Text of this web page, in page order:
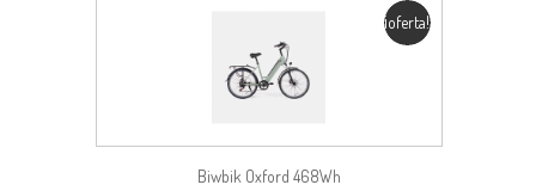
¡oferta!
Biwbik Oxford 468Wh